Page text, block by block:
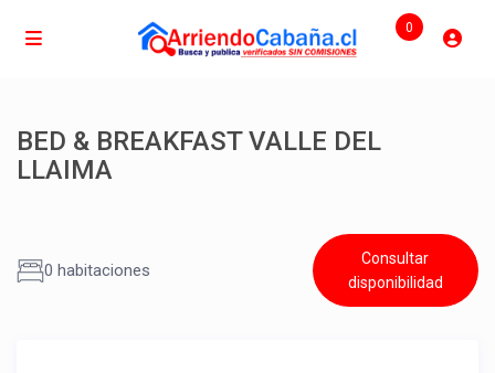
0
BED & BREAKFAST VALLE DEL
LLAIMA
0 habitaciones
Consultar
disponibilidad